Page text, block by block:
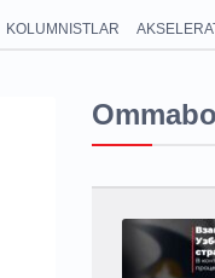
KOLUMNISTLAR